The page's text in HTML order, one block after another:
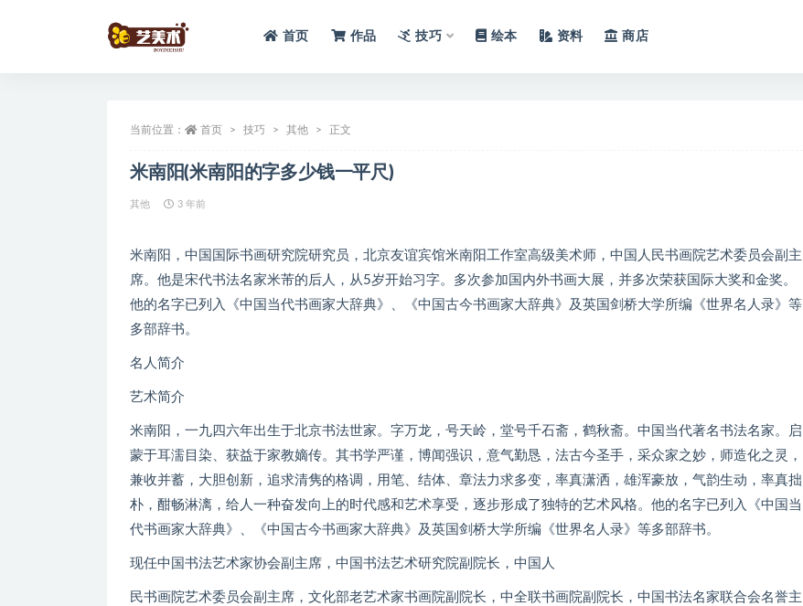
首页 作品 技巧 绘本 资料 商店
当前位置： 首页 技巧 其他 正文
米南阳(米南阳的字多少钱一平尺)
其他 3 年前
米南阳，中国国际书画研究院研究员，北京友谊宾馆米南阳工作室高级美术师，中国人民书画院艺术委员会副主
席。他是宋代书法名家米芾的后人，从5岁开始习字。多次参加国内外书画大展，并多次荣获国际大奖和金奖。
他的名字已列入《中国当代书画家大辞典》、《中国古今书画家大辞典》及英国剑桥大学所编《世界名人录》等
多部辞书。
名人简介
艺术简介
米南阳，一九四六年出生于北京书法世家。字万龙，号天岭，堂号千石斋，鹤秋斋。中国当代著名书法名家。启
蒙于耳濡目染、获益于家教嫡传。其书学严谨，博闻强识，意气勤恳，法古今圣手，采众家之妙，师造化之灵，
兼收并蓄，大胆创新，追求清隽的格调，用笔、结体、章法力求多变，率真潇洒，雄浑豪放，气韵生动，率真拙
朴，酣畅淋漓，给人一种奋发向上的时代感和艺术享受，逐步形成了独特的艺术风格。他的名字已列入《中国当
代书画家大辞典》、《中国古今书画家大辞典》及英国剑桥大学所编《世界名人录》等多部辞书。
现任中国书法艺术家协会副主席，中国书法艺术研究院副院长，中国人
民书画院艺术委员会副主席，文化部老艺术家书画院副院长，中全联书画院副院长，中国书法名家联合会名誉主